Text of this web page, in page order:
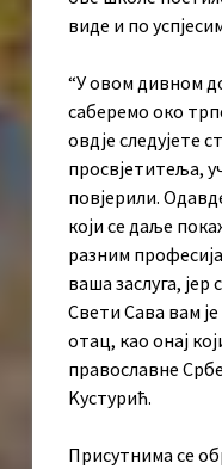
виде и по
“У овом дивном
саберемо око
овдје следујете
просвјетитеља,
повјерили.
који се даље
разним
ваша заслуга,
Свети Сава вам
отац, као онај
православне
Kустурић.
Присутнима се